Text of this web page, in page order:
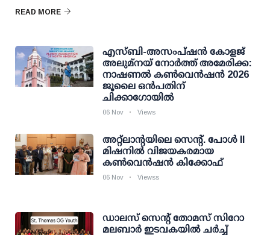
READ MORE
എസ്ബി-അസംപ്ഷന്‍ കോളജ്
അലുമ്നയ് നോര്‍ത്ത് അമേരിക്ക:
നാഷണല്‍ കണ്‍വെന്‍ഷന്‍ 2026
ജൂലൈ ഒന്‍പതിന്
ചിക്കാഗോയില്‍
06 Nov Views
അറ്റ്ലാന്റയിലെ സെൻ്റ്. പോൾ II
മിഷനിൽ വിജയകരമായ
കൺവെൻഷൻ കിക്കോഫ്
06 Nov Viewss
ഡാലസ് സെന്റ് തോമസ് സിറോ
മലബാർ ഇടവകയിൽ ചർച്ച്